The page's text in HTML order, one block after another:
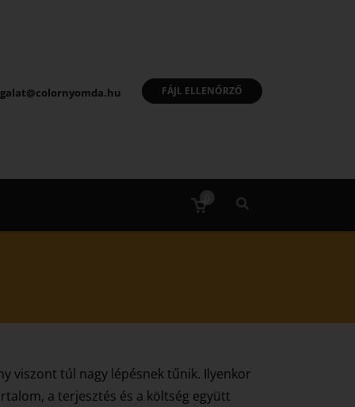
FÁJL ELLENŐRZŐ
viszont túl nagy lépésnek tűnik. Ilyenkor
a terjesztés és a költség együtt